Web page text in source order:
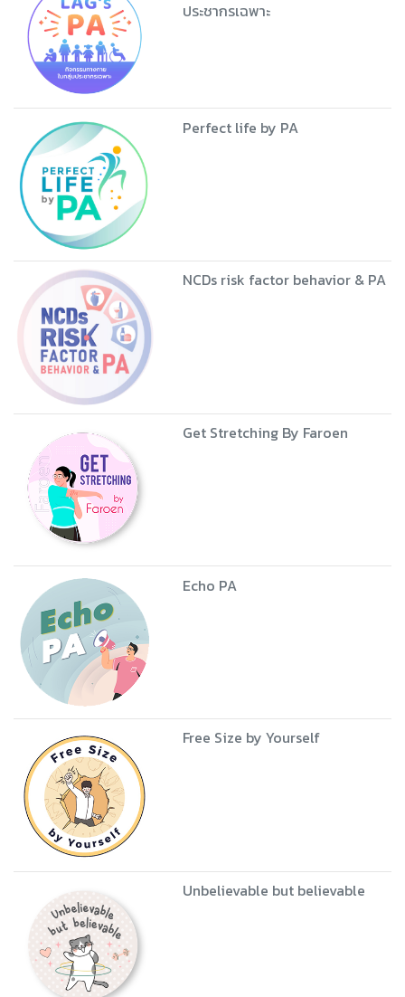
ประชากรเฉพาะ
Perfect life by PA
NCDs risk factor behavior & PA
Get Stretching By Faroen
Echo PA
Free Size by Yourself
Unbelievable but believable